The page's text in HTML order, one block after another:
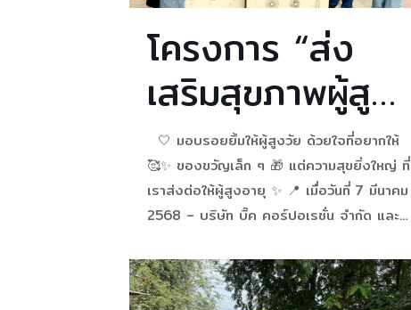
โครงการ “ส่ง
เสริมสุขภาพผู้สูง
อายุ”
🤍 มอบรอยยิ้มให้ผู้สูงวัย ด้วยใจที่อยากให้
🥰✨ ของขวัญเล็ก ๆ 🎁 แต่ความสุขยิ่งใหญ่ ที่
เราส่งต่อให้ผู้สูงอายุ ✨ 📍 เมื่อวันที่ 7 มีนาคม
2568 – บริษัท บิ๊ค คอร์ปอเรชั่น จำกัด และ
“โครงการส่งเสริมสุขภาพผู้สูงอายุ” ร่วมกับ
[…]